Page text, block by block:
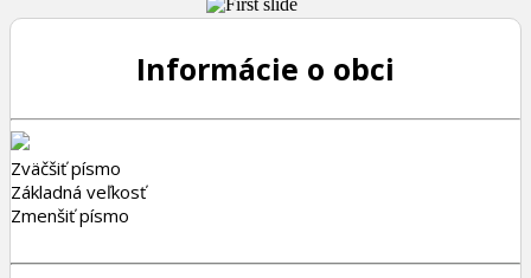
Informácie o obci
Zväčšiť písmo
Základná veľkosť
Zmenšiť písmo